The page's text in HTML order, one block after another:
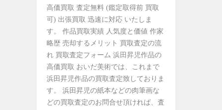
高価買取 査定無料 (鑑定取得前 買取
可) 出張買取 迅速に対応 いたしま
す。 作品買取実績 人気度と価値 作家
略歴 売却するメリット 買取査定の流
れ 買取査定フォーム 浜田昇児作品の
高価買取 おいだ美術では、これまで
浜田昇児作品の買取査定致しておりま
す。 浜田昇児の紙本などの肉筆画な
どの買取査定のお問合せ頂ければ、査